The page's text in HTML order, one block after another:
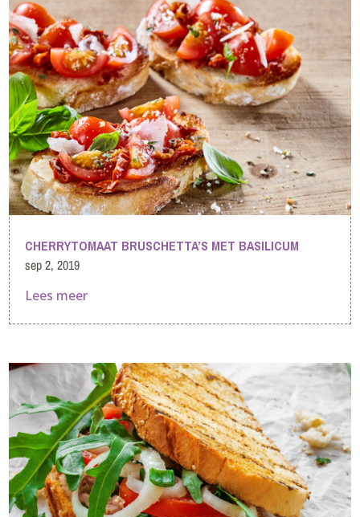
CHERRYTOMAAT BRUSCHETTA’S MET BASILICUM
sep 2, 2019
Lees meer